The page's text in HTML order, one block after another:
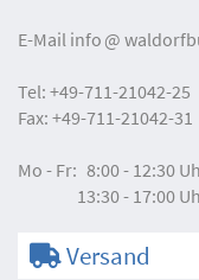
E-Mail info
Tel: +49-711-21042-25
Fax: +49-711-21042-31
Mo - Fr: 8:00 - 12:30
13:30 - 17:00
Versand